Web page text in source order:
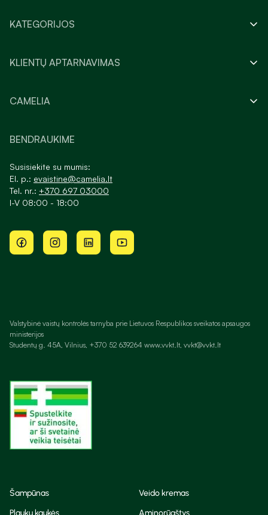
KATEGORIJOS
KLIENTŲ APTARNAVIMAS
CAMELIA
BENDRAUKIME
Susisiekite su mumis:
El. p.: evaistine@camelia.lt
Tel. nr.: +370 697 03000
I-V 08:00 - 18:00
Valstybinė vaistų kontrolės tarnyba prie Lietuvos Respublikos sveikatos apsaugos
ministerijos
Studentų g. 45A, Vilnius, +370 52 639264 www.vvkt.lt, vvkt@vvkt.lt
Šampūnas
Veido kremas
Plaukų kaukės
Aminorūgštys